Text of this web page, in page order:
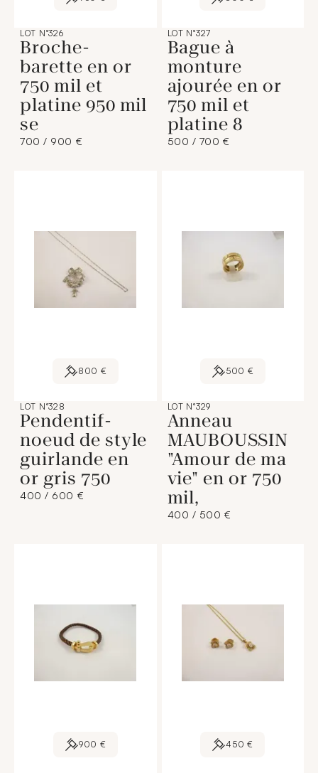
LOT N°326
Broche-
barette en or
750 mil et
platine 950 mil
se
700 / 900 €
LOT N°327
Bague à
monture
ajourée en or
750 mil et
platine 8
500 / 700 €
800 €
LOT N°328
Pendentif-
noeud de style
guirlande en
or gris 750
400 / 600 €
500 €
LOT N°329
Anneau
MAUBOUSSIN
"Amour de ma
vie" en or 750
mil,
400 / 500 €
900 € 450 €